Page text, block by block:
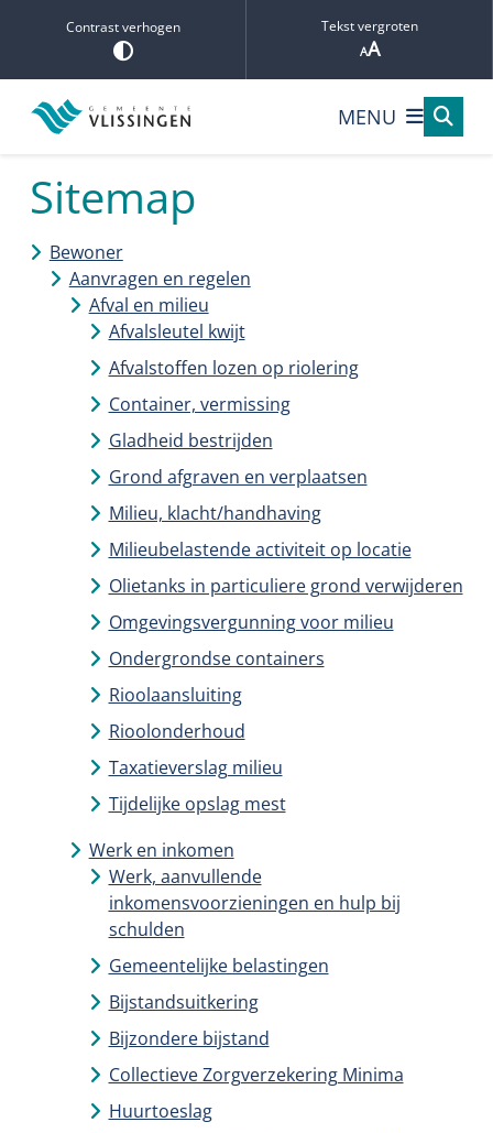
Contrast verhogen Tekst vergroten
MENU
Sitemap
Bewoner
Aanvragen en regelen
Afval en milieu
Afvalsleutel kwijt
Afvalstoffen lozen op riolering
Container, vermissing
Gladheid bestrijden
Grond afgraven en verplaatsen
Milieu, klacht/handhaving
Milieubelastende activiteit op locatie
Olietanks in particuliere grond verwijderen
Omgevingsvergunning voor milieu
Ondergrondse containers
Rioolaansluiting
Rioolonderhoud
Taxatieverslag milieu
Tijdelijke opslag mest
Werk en inkomen
Werk, aanvullende
inkomensvoorzieningen en hulp bij
schulden
Gemeentelijke belastingen
Bijstandsuitkering
Bijzondere bijstand
Collectieve Zorgverzekering Minima
Huurtoeslag